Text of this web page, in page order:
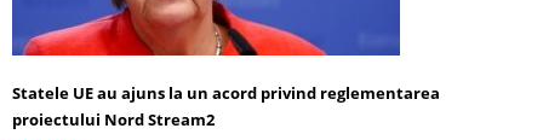
Statele UE au ajuns la un acord privind reglementarea
proiectului Nord Stream2